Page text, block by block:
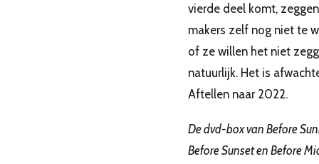
vierde deel komt,
makers zelf nog niet te
of ze willen het niet
natuurlijk. Het is
Aftellen naar 2022.
De dvd-box van Before
Before Sunset en Before